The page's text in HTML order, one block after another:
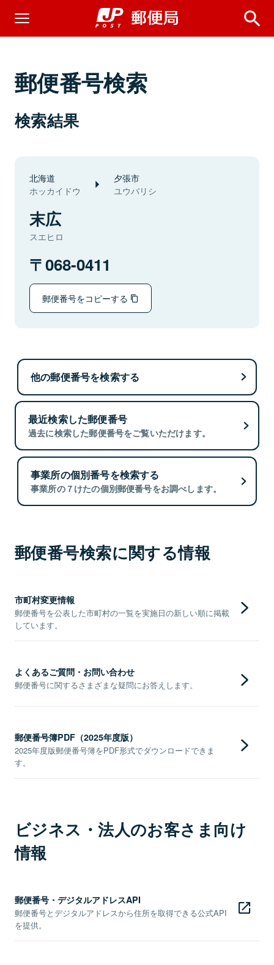
郵便番号検索
検索結果
北海道
ホッカイドウ
夕張市
ユウバリシ
末広
スエヒロ
068-0411
郵便番号をコピーする
他の郵便番号を検索する
最近検索した郵便番号
過去に検索した郵便番号をご覧いただけます。
事業所の個別番号を検索する
事業所の７けたの個別郵便番号をお調べします。
郵便番号検索に関する情報
市町村変更情報
郵便番号を公表した市町村の一覧を実施日の新しい順に掲載
しています。
よくあるご質問・お問い合わせ
郵便番号に関するさまざまな疑問にお答えします。
郵便番号簿PDF（2025年度版）
2025年度版郵便番号簿をPDF形式でダウンロードできま
す。
ビジネス・法人のお客さま向け
情報
郵便番号・デジタルアドレスAPI
郵便番号とデジタルアドレスから住所を取得できる公式API
を提供。